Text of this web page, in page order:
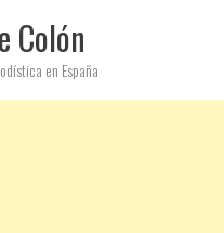
Colón
en España